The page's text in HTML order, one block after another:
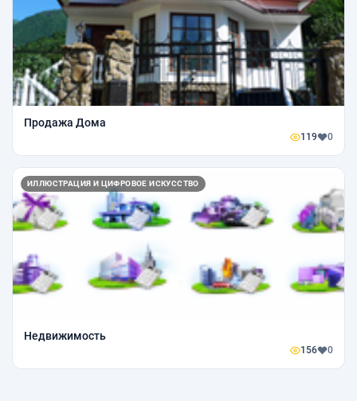
Продажа Дома
119 0
ИЛЛЮСТРАЦИЯ И ЦИФРОВОЕ ИСКУССТВО
Недвижимость
156 0